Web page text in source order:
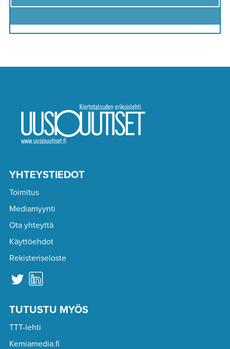
YHTEYSTIEDOT
Toimitus
Mediamyynti
Ota yhteyttä
Käyttöehdot
Rekisteriseloste
TUTUSTU MYÖS
TTT-lehti
Kemiamedia.fi